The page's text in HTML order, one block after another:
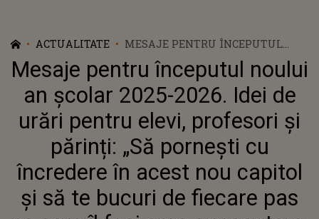
ACTUALITATE
MESAJE PENTRU ÎNCEPUTUL
NOULUI AN ȘCOLAR 2025-2026.
IDEI DE URĂRI PENTRU ELEVI,
PROFESORI ȘI PĂRINȚI: „SĂ
PORNEȘTI CU ÎNCREDERE ÎN
ACEST NOU CAPITOL ȘI SĂ TE
BUCURI DE FIECARE PAS PE CARE
ÎL FACI SPRE CUNOAȘTERE.
Mesaje pentru începutul noului
an școlar 2025-2026. Idei de
urări pentru elevi, profesori și
părinți: „Să pornești cu
încredere în acest nou capitol
și să te bucuri de fiecare pas